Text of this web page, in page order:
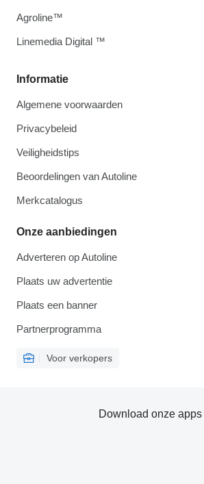
Informatie
Algemene voorwaarden
Privacybeleid
Veiligheidstips
Beoordelingen van Autoline
Merkcatalogus
Onze aanbiedingen
Adverteren op Autoline
Plaats uw advertentie
Plaats een banner
Partnerprogramma
Voor verkopers
Agroline™
Linemedia Digital ™
Download onze apps